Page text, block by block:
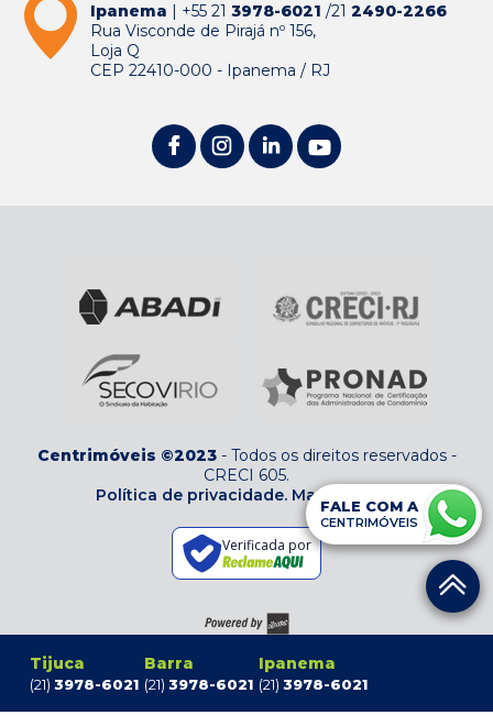
Ipanema | +55 213978-6021 /212490-2266
Rua Visconde de Pirajá nº 156,
Loja Q
CEP 22410-000 - Ipanema / RJ
Centrimóveis ©2023- Todos os direitos reservados-
CRECI 605.
Política de privacidade. Mapa do site
Verificada por
Tijuca
(21)3978-6021
Barra
(21)3978-6021
Ipanema
(21)3978-6021
FALE COM A
CENTRIMÓVEIS